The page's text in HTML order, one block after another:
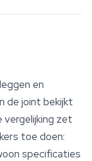
en
de joint bekijkt
vergelijking zet
toe doen:
specificaties